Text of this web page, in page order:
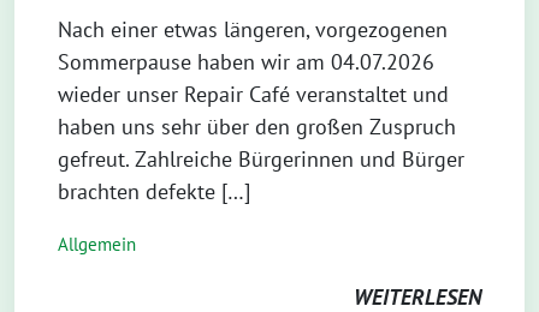
Nach einer etwas längeren, vorgezogenen
Sommerpause haben wir am 04.07.2026
wieder unser Repair Café veranstaltet und
haben uns sehr über den großen Zuspruch
gefreut. Zahlreiche Bürgerinnen und Bürger
brachten defekte […]
Allgemein
WEITERLESEN